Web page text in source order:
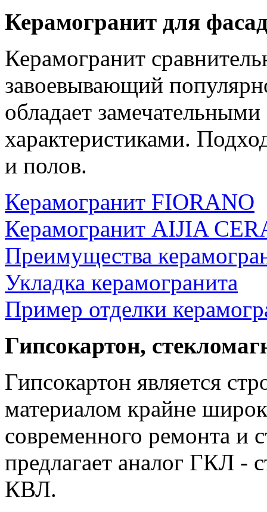
Керамогранит для
Керамогранит
завоевывающий
обладает
характеристиками.
и полов.
Керамогранит FIORANO
Керамогранит AIJIA
Преимущества
Укладка керамогранита
Пример отделки
Гипсокартон,
Гипсокартон является
материалом крайне
современного ремонта и
предлагает аналог ГКЛ -
КВЛ.